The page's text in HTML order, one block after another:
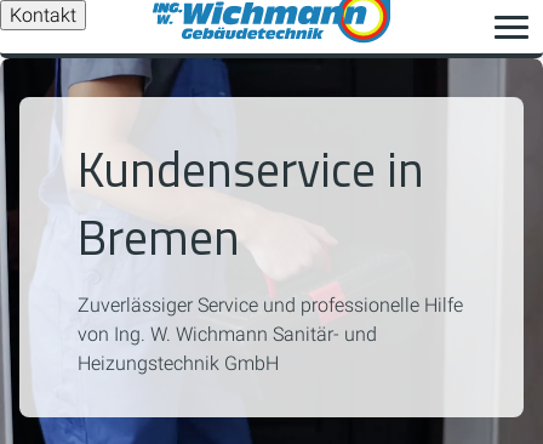
Kontakt
Kundenservice in
Bremen
Zuverlässiger Service und professionelle Hilfe
von Ing. W. Wichmann Sanitär- und
Heizungstechnik GmbH